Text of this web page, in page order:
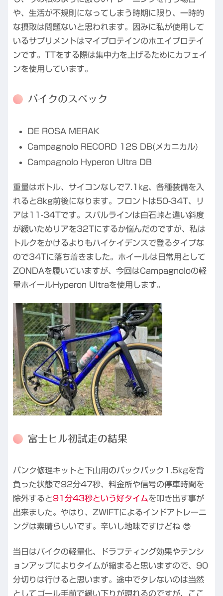
や、生活が不規則になってしまう時期に限り、一時的
な摂取は問題ないと思われます。因みに私が使用して
いるサプリメントはマイプロテインのホエイプロテイ
ンです。TTをする際は集中力を上げるためにカフェイ
ンを使用しています。
バイクのスペック
DE ROSA MERAK
Campagnolo RECORD 12S DB(メカニカル)
Campagnolo Hyperon Ultra DB
重量はボトル、サイコンなしで7.1kg、各種装備を入
れると8kg前後になります。フロントは50-34T、リ
アは11-34Tです。スバルラインは白石峠と違い斜度
が緩いためリアを32Tにするか悩んだのですが、私は
トルクをかけるよりもハイケイデンスで登るタイプな
ので34Tに落ち着きました。ホイールは日常用として
ZONDAを履いていますが、今回はCampagnoloの軽
量ホイールHyperon Ultraを使用します。
富士ヒル初試走の結果
パンク修理キットと下山用のバックパック1.5kgを背
負った状態で92分47秒、料金所や信号の停車時間を
除外すると91分43秒という好タイムを叩き出す事が
出来ました。やはり、ZWIFTによるインドアトレーニ
ングは素晴らしいです。辛いし地味ですけどね 😎
当日はバイクの軽量化、ドラフティング効果やテンシ
ョンアップによりタイムが縮まると思いますので、90
分切りは行けると思います。途中でタレないのは当然
としてゴール手前で緩い下りが現れるのですが、ここ